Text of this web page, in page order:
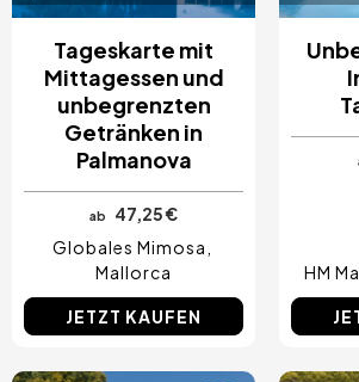
Tageskarte mit
Mittagessen und
unbegrenzten
Getränken in
Palmanova
ab
47,25 €
Globales Mimosa
Mallorca
JETZT KAUFEN
HM